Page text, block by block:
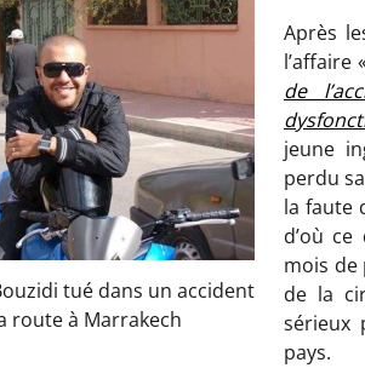
tué dans un accident
route à Marrakech
Après
l’affaire
de
jeune
perdu
la faute
d’où
mois de
de la
sérieux
pays.